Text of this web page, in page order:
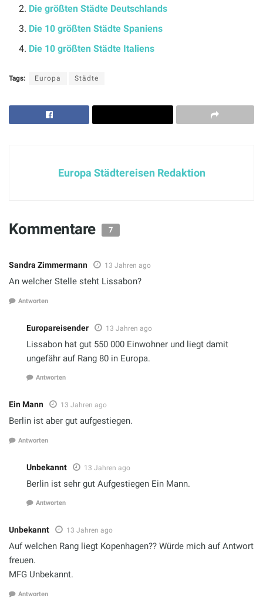
Die größten Städte Deutschlands
Die 10 größten Städte Spaniens
Die 10 größten Städte Italiens
Tags: Europa Städte
Europa Städtereisen Redaktion
Kommentare 7
Sandra Zimmermann 13 Jahren ago
An welcher Stelle steht Lissabon?
Antworten
Europareisender 13 Jahren ago
Lissabon hat gut 550 000 Einwohner und liegt damit
ungefähr auf Rang 80 in Europa.
Antworten
Ein Mann 13 Jahren ago
Berlin ist aber gut aufgestiegen.
Antworten
Unbekannt 13 Jahren ago
Berlin ist sehr gut Aufgestiegen Ein Mann.
Antworten
Unbekannt 13 Jahren ago
Auf welchen Rang liegt Kopenhagen?? Würde mich auf Antwort
freuen.
MFG Unbekannt.
Antworten